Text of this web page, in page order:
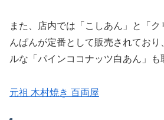
また、店内では「こしあん」と「
んぱんが定番として販売されており
ルな「パインココナッツ白あん」も
元祖 木村焼き 百両屋